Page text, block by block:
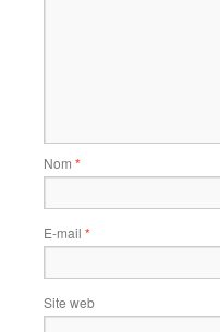
Nom *
E-mail *
Site web